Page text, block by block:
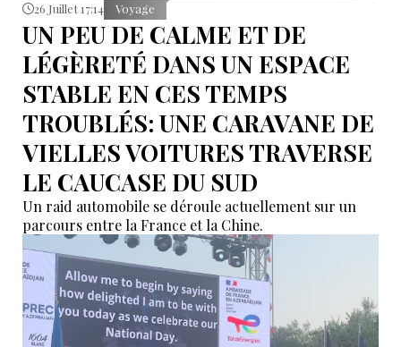
26 Juillet 17:14 Voyage
UN PEU DE CALME ET DE
LÉGÈRETÉ DANS UN ESPACE
STABLE EN CES TEMPS
TROUBLÉS: UNE CARAVANE DE
VIELLES VOITURES TRAVERSE
LE CAUCASE DU SUD
Un raid automobile se déroule actuellement sur un
parcours entre la France et la Chine.